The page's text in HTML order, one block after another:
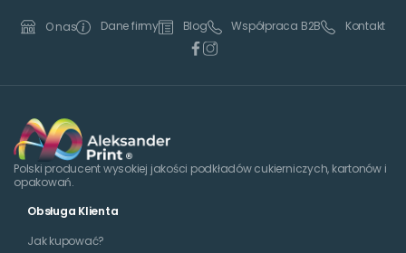
O nas Dane firmy Blog Współpraca B2B Kontakt
Polski producent wysokiej jakości podkładów cukierniczych, kartonów i
opakowań.
Obsługa Klienta
Jak kupować?